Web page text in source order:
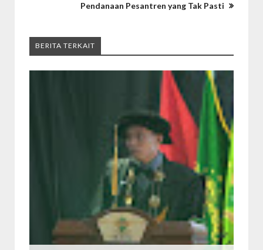
Pendanaan Pesantren yang Tak Pasti
BERITA TERKAIT